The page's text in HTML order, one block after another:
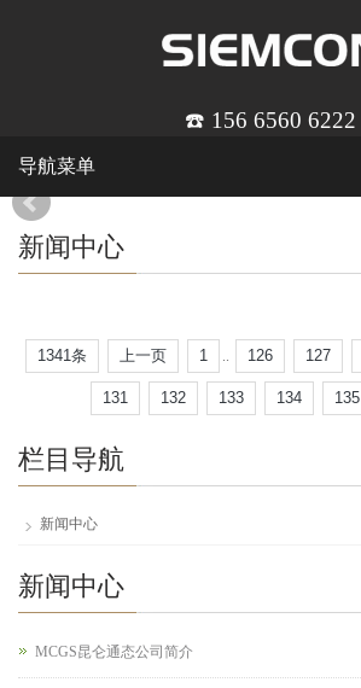
☎️ 156 6560 6222
导航菜单
新闻中心
1341条 上一页 1 .. 126 127
131 132 133 134 135
栏目导航
新闻中心
新闻中心
MCGS昆仑通态公司简介